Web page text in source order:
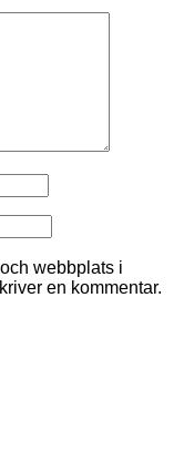
webbplats i
en kommentar.